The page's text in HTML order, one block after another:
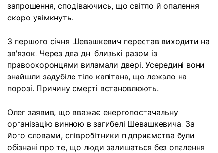
запрошення, сподіваючись, що світло й опалення
скоро увімкнуть.
З першого січня Шевашкевич перестав виходити на
зв'язок. Через два дні близькі разом із
правоохоронцями виламали двері. Усередині вони
знайшли задубіле тіло капітана, що лежало на
порозі. Причину смерті встановлюють.
Олег заявив, що вважає енергопостачальну
організацію винною в загибелі Шевашкевича. За
його словами, співробітники підприємства були
обізнані про те, що люди залишаться без опалення